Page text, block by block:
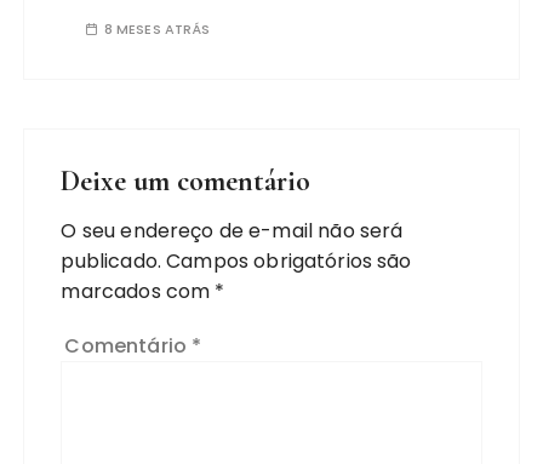
8 MESES ATRÁS
Deixe um comentário
O seu endereço de e-mail não será
publicado. Campos obrigatórios são
marcados com *
Comentário *